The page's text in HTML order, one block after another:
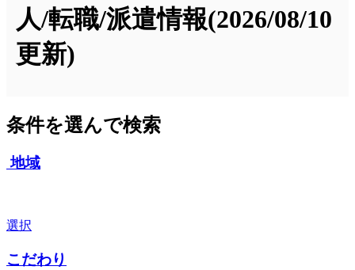
人/転職/派遣情報(2026/08/10
更新)
条件を選んで検索
地域
選択
こだわり